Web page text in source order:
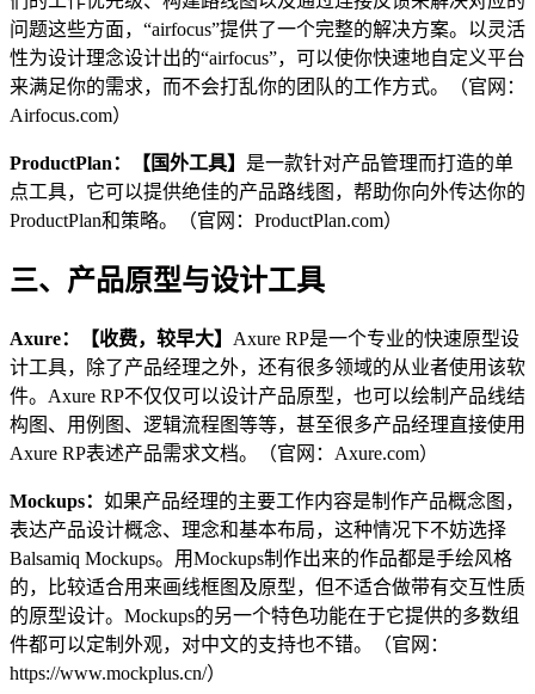
问题这些方面，“airfocus”提供了一个完整的解决方案。以灵活
性为设计理念设计出的“airfocus”，可以使你快速地自定义平台
来满足你的需求，而不会打乱你的团队的工作方式。（官网：
Airfocus.com）
ProductPlan：【国外工具】 是一款针对产品管理而打造的单
点工具，它可以提供绝佳的产品路线图，帮助你向外传达你的
ProductPlan和策略。（官网：ProductPlan.com）
三、产品原型与设计工具
Axure：【收费，较早大】 Axure RP是一个专业的快速原型设
计工具，除了产品经理之外，还有很多领域的从业者使用该软
件。Axure RP不仅仅可以设计产品原型，也可以绘制产品线结
构图、用例图、逻辑流程图等等，甚至很多产品经理直接使用
Axure RP表述产品需求文档。（官网：Axure.com）
Mockups： 如果产品经理的主要工作内容是制作产品概念图，
表达产品设计概念、理念和基本布局，这种情况下不妨选择
Balsamiq Mockups。用Mockups制作出来的作品都是手绘风格
的，比较适合用来画线框图及原型，但不适合做带有交互性质
的原型设计。Mockups的另一个特色功能在于它提供的多数组
件都可以定制外观，对中文的支持也不错。（官网：
https://www.mockplus.cn/）